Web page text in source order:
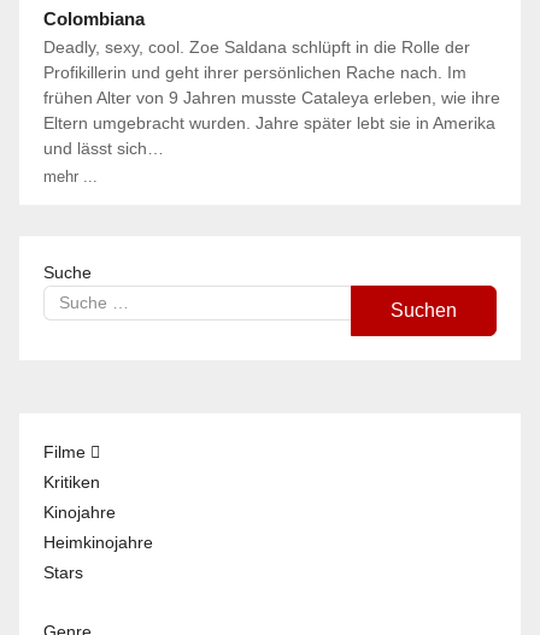
Colombiana
Deadly, sexy, cool. Zoe Saldana schlüpft in die Rolle der
Profikillerin und geht ihrer persönlichen Rache nach. Im
frühen Alter von 9 Jahren musste Cataleya erleben, wie ihre
Eltern umgebracht wurden. Jahre später lebt sie in Amerika
und lässt sich…
mehr ...
Suche
Suchen
Filme
Kritiken
Kinojahre
Heimkinojahre
Stars
Genre